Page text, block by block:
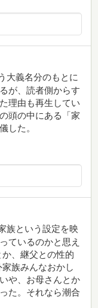
大義名分のもとに
が、読者側からす
理由も再生してい
頭の中にある「家
した。
族という設定を映
ているのかと思え
、継父との性的
族みんなおかし
や、お母さんとか
た。それなら潮合